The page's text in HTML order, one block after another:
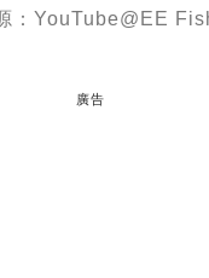
：YouTube@EE
廣告